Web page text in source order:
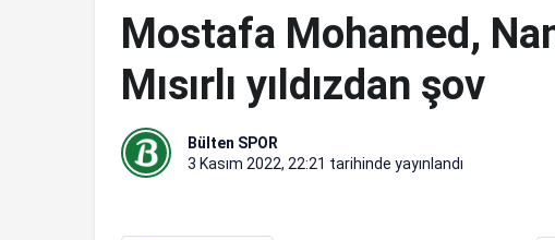
Mostafa Mohamed,
Mısırlı yıldızdan şov
Bülten SPOR
3 Kasım 2022, 22:21 tarihinde yayınlandı